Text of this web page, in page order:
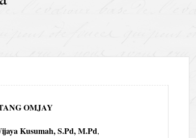
OMJAY
Kusumah, S.Pd, M.Pd,